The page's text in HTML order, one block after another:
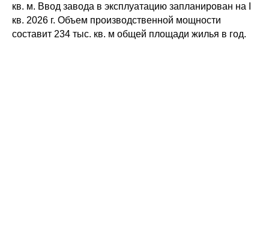
кв. м. Ввод завода в эксплуатацию запланирован на I
кв. 2026 г. Объем производственной мощности
составит 234 тыс. кв. м общей площади жилья в год.